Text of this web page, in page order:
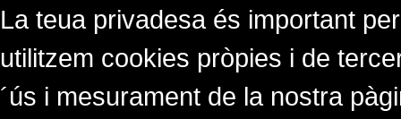
La teua privadesa és important
utilitzem cookies pròpies i de
´ús i mesurament de la nostra